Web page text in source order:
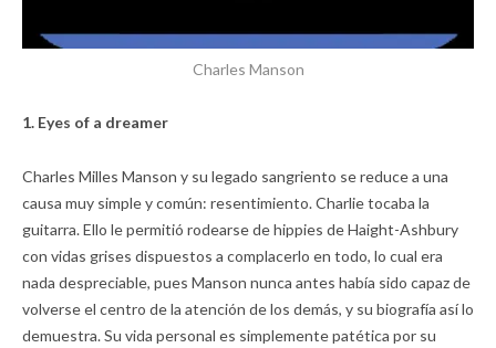
Charles Manson
1. Eyes of a dreamer
Charles Milles Manson y su legado sangriento se reduce a una
causa muy simple y común: resentimiento. Charlie tocaba la
guitarra. Ello le permitió rodearse de hippies de Haight-Ashbury
con vidas grises dispuestos a complacerlo en todo, lo cual era
nada despreciable, pues Manson nunca antes había sido capaz de
volverse el centro de la atención de los demás, y su biografía así lo
demuestra. Su vida personal es simplemente patética por su